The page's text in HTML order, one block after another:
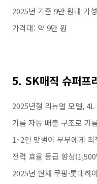
2025년 기준 9만 원대 가
가격대: 약 9만 원
5. SK매직 슈퍼프
2025년형 리뉴얼 모델,
기름 자동 배출 구조로 기
1~2인 맞벌이 부부에게 최
전력 효율 등급 향상
2025년 현재 쿠팡·롯데하